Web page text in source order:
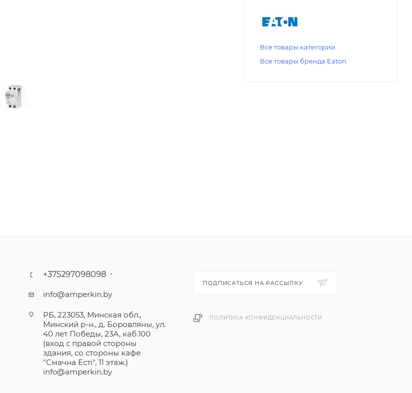
Все товары категории
Все товары бренда Eaton
+375297098098
info@amperkin.by
РБ, 223053, Минская обл.,
Минский р-н., д. Боровляны, ул.
40 лет Победы, 23А, каб.100
(вход с правой стороны
здания, со стороны кафе
"Смачна Естi", 11 этаж.)
info@amperkin.by
ПОДПИСАТЬСЯ НА РАССЫЛКУ
ПОЛИТИКА КОНФИДЕНЦИАЛЬНОСТИ